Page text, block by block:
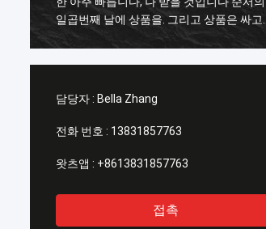
일곱번째 날에 상품을. 그리고 상품은 싸고
편리합니다.
담당자 : Bella Zhang
전화 번호 : 13831857763
왓츠앱 : +8613831857763
접촉